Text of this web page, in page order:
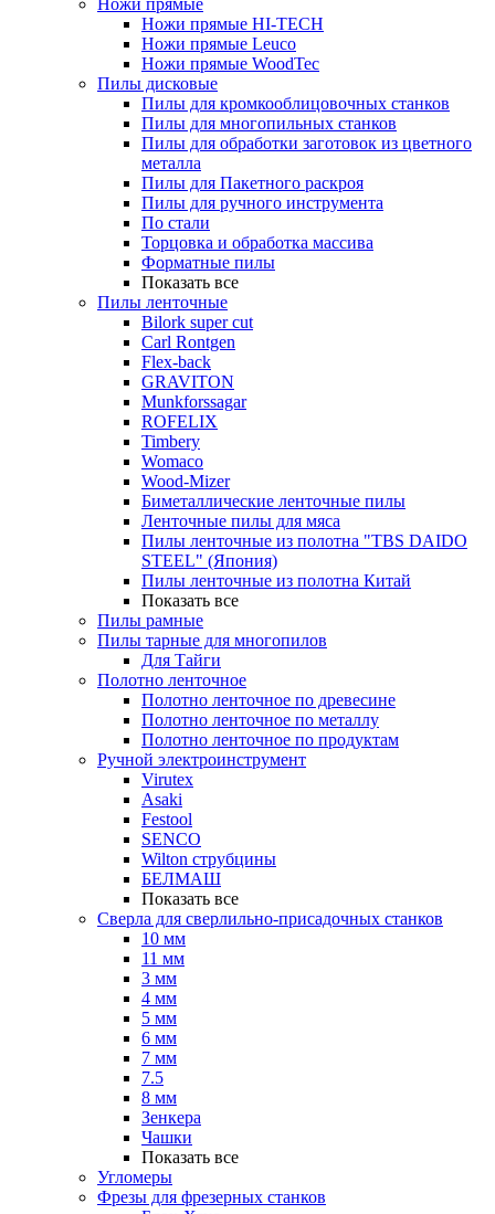
Ножи прямые
Ножи прямые HI-TECH
Ножи прямые Leuco
Ножи прямые WoodTec
Пилы дисковые
Пилы для кромкооблицовочных станков
Пилы для многопильных станков
Пилы для обработки заготовок из цветного
металла
Пилы для Пакетного раскроя
Пилы для ручного инструмента
По стали
Торцовка и обработка массива
Форматные пилы
Показать все
Пилы ленточные
Bilork super cut
Carl Rontgen
Flex-back
GRAVITON
Munkforssagar
ROFELIX
Timbery
Womaco
Wood-Mizer
Биметаллические ленточные пилы
Ленточные пилы для мяса
Пилы ленточные из полотна "TBS DAIDO
STEEL" (Япония)
Пилы ленточные из полотна Китай
Показать все
Пилы рамные
Пилы тарные для многопилов
Для Тайги
Полотно ленточное
Полотно ленточное по древесине
Полотно ленточное по металлу
Полотно ленточное по продуктам
Ручной электроинструмент
Virutex
Asaki
Festool
SENCO
Wilton струбцины
БЕЛМАШ
Показать все
Сверла для сверлильно-присадочных станков
10 мм
11 мм
3 мм
4 мм
5 мм
6 мм
7 мм
7.5
8 мм
Зенкера
Чашки
Показать все
Угломеры
Фрезы для фрезерных станков